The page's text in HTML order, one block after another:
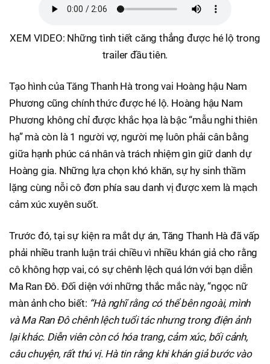
XEM VIDEO: Những tình tiết căng thẳng được hé lộ trong
trailer đầu tiên.
Tạo hình của Tăng Thanh Hà trong vai Hoàng hậu Nam
Phương cũng chính thức được hé lộ. Hoàng hậu Nam
Phương không chỉ được khắc họa là bậc “mẫu nghi thiên
hạ” mà còn là 1 người vợ, người mẹ luôn phải cân bằng
giữa hạnh phúc cá nhân và trách nhiệm gìn giữ danh dự
Hoàng gia. Những lựa chọn khó khăn, sự hy sinh thầm
lặng cùng nỗi cô đơn phía sau danh vị được xem là mạch
cảm xúc xuyên suốt.
Trước đó, tại sự kiện ra mắt dự án, Tăng Thanh Hà đã vấp
phải nhiều tranh luận trái chiều vì nhiều khán giả cho rằng
cô không hợp vai, có sự chênh lệch quá lớn với bạn diễn
Ma Ran Đô. Đối diện với những thắc mắc này, “ngọc nữ
màn ảnh cho biết: “Hà nghĩ rằng có thể bên ngoài, mình
và Ma Ran Đô chênh lệch tuổi tác nhưng trong điện ảnh
lại khác. Diễn viên còn có hóa trang, cảm xúc, bối cảnh,
câu chuyện, rất thú vị. Hà tin rằng khi khán giả bước vào